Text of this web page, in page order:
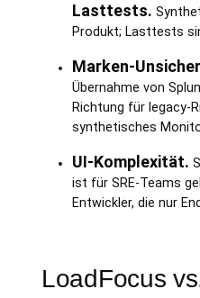
Lasttests.
Produkt; Lasttests
Marken-
Übernahme von
Richtung für legacy-
synthetisches
UI-Komplexität.
ist für SRE-Teams
Entwickler, die nur
LoadFocus